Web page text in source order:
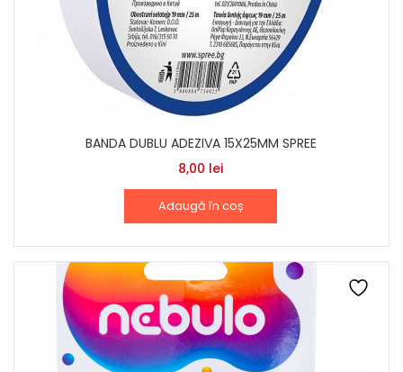
BANDA DUBLU ADEZIVA 15X25MM SPREE
8,00 lei
Adaugă în coș